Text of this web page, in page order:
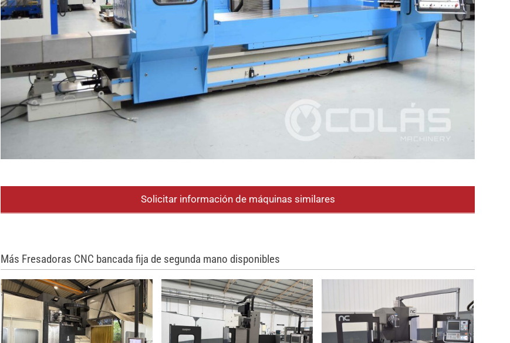
Solicitar información de máquinas similares
Más Fresadoras CNC bancada fija de segunda mano disponibles